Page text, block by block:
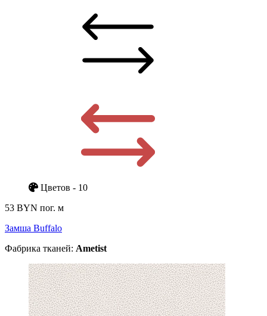
Цветов - 10
53 BYN пог. м
Замша Buffalo
Фабрика тканей: Ametist